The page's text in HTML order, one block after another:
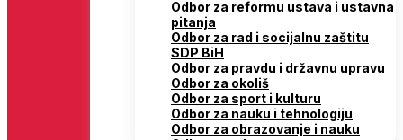
Odbor za reformu ustava i ustavna
pitanja
Odbor za rad i socijalnu zaštitu
SDP BiH
Odbor za pravdu i državnu upravu
Odbor za okoliš
Odbor za sport i kulturu
Odbor za nauku i tehnologiju
Odbor za obrazovanje i nauku